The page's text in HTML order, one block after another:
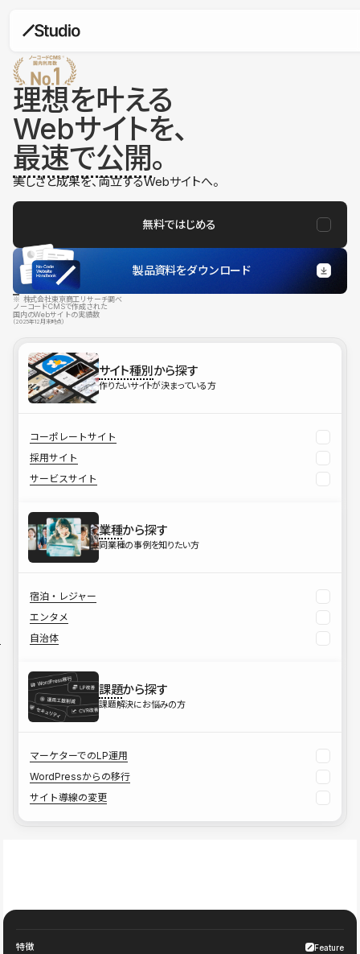
理想を叶える
Webサイトを、
最速で公開。
美しさと成果を、両立するWebサイトへ。
無料ではじめる
製品資料をダウンロード
※ 株式会社東京商工リサーチ調べ
ノーコードCMSで作成された
国内のWebサイトの実績数
（2025年12月末時点）
サイト種別から探す
作りたいサイトが決まっている方
コーポレートサイト
採用サイト
サービスサイト
業種から探す
同業種の事例を知りたい方
宿泊・レジャー
エンタメ
自治体
課題から探す
課題解決にお悩みの方
マーケターでのLP運用
WordPressからの移行
サイト導線の変更
特徴 Feature